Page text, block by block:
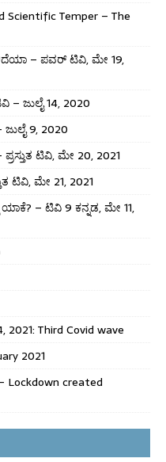
Scientific Temper – The
– ಪವರ್ ಟಿವಿ, ಮೇ 19,
ಜುಲೈ 14, 2020
9, 2020
ಟಿವಿ, ಮೇ 20, 2021
ಟಿವಿ, ಮೇ 21, 2021
– ಟಿವಿ 9 ಕನ್ನಡ, ಮೇ 11,
2021: Third Covid wave
2021
Lockdown created